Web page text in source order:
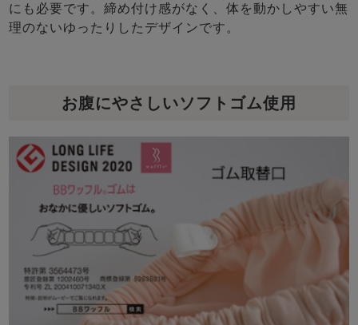
にも必要です。締め付け感がなく、体を動かしやすい無
理のないゆったりしたデザインです。
お腹にやさしいソフトゴム使用